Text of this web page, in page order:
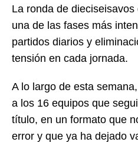
La ronda de
una de las fases más
partidos diarios y
tensión en cada jornada.
A lo largo de esta
a los 16 equipos que
título, en un formato que
error y que ya ha dejado